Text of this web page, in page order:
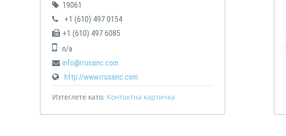
19061
+1 (610) 497 0154
+1 (610) 497 6085
n/a
info@rrusainc.com
http://www.rrusainc.com
Изтеглете като: Контактна картичка